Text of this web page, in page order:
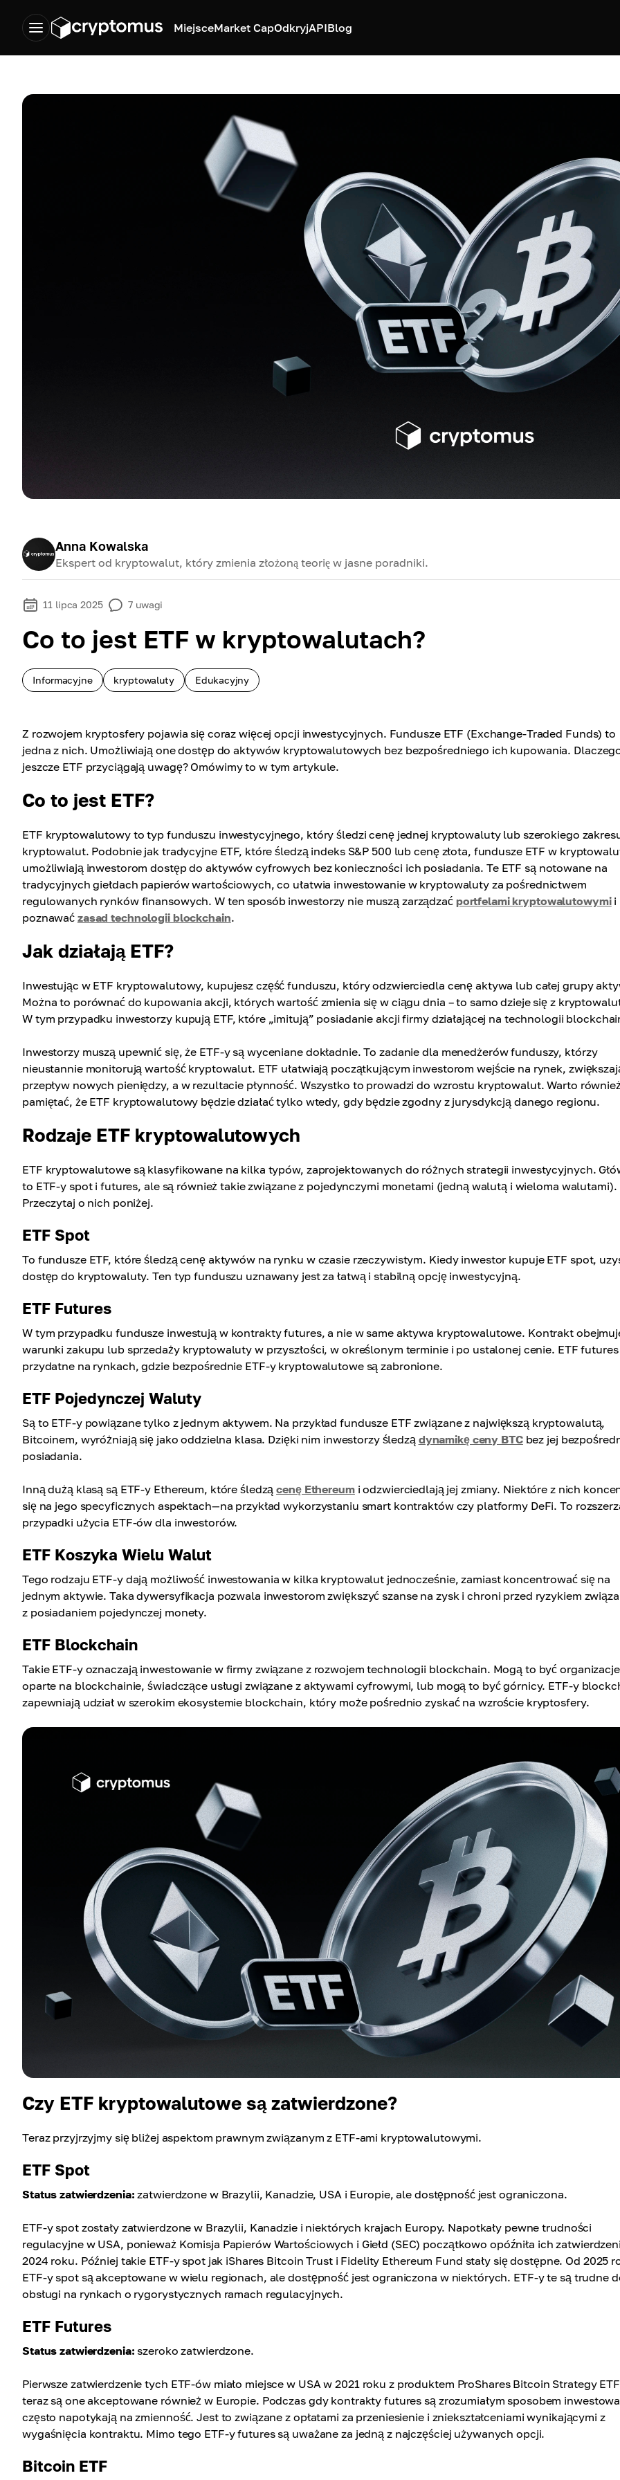
MiejsceMarket CapOdkryjAPIBlog
Anna Kowalska
Ekspert od kryptowalut, który zmienia złożoną teorię w jasne poradniki.
11 lipca 2025 7 uwagi
Co to jest ETF w kryptowalutach?
Informacyjne kryptowaluty Edukacyjny
Z rozwojem kryptosfery pojawia się coraz więcej opcji inwestycyjnych. Fundusze ETF (Exchange-Traded Funds) to
jedna z nich. Umożliwiają one dostęp do aktywów kryptowalutowych bez bezpośredniego ich kupowania.
jeszcze ETF przyciągają uwagę? Omówimy to w tym artykule.
Co to jest ETF?
ETF kryptowalutowy to typ funduszu inwestycyjnego, który śledzi cenę jednej kryptowaluty lub szerokiego
kryptowalut. Podobnie jak tradycyjne ETF, które śledzą indeks S&P 500 lub cenę złota, fundusze ETF w
umożliwiają inwestorom dostęp do aktywów cyfrowych bez konieczności ich posiadania. Te ETF są notowane na
tradycyjnych giełdach papierów wartościowych, co ułatwia inwestowanie w kryptowaluty za pośrednictwem
regulowanych rynków finansowych. W ten sposób inwestorzy nie muszą zarządzać portfelami kryptowalutowymii
poznawać zasad technologii blockchain.
Jak działają ETF?
Inwestując w ETF kryptowalutowy, kupujesz część funduszu, który odzwierciedla cenę aktywa lub całej grupy
Można to porównać do kupowania akcji, których wartość zmienia się w ciągu dnia – to samo dzieje się z
W tym przypadku inwestorzy kupują ETF, które „imitują” posiadanie akcji firmy działającej na technologii
Inwestorzy muszą upewnić się, że ETF-y są wyceniane dokładnie. To zadanie dla menedżerów funduszy, którzy
nieustannie monitorują wartość kryptowalut. ETF ułatwiają początkującym inwestorom wejście na rynek,
przepływ nowych pieniędzy, a w rezultacie płynność. Wszystko to prowadzi do wzrostu kryptowalut. Warto
pamiętać, że ETF kryptowalutowy będzie działać tylko wtedy, gdy będzie zgodny z jurysdykcją danego regionu.
Rodzaje ETF kryptowalutowych
ETF kryptowalutowe są klasyfikowane na kilka typów, zaprojektowanych do różnych strategii inwestycyjnych.
to ETF-y spot i futures, ale są również takie związane z pojedynczymi monetami (jedną walutą i wieloma walutami).
Przeczytaj o nich poniżej.
ETF Spot
To fundusze ETF, które śledzą cenę aktywów na rynku w czasie rzeczywistym. Kiedy inwestor kupuje ETF spot,
dostęp do kryptowaluty. Ten typ funduszu uznawany jest za łatwą i stabilną opcję inwestycyjną.
ETF Futures
W tym przypadku fundusze inwestują w kontrakty futures, a nie w same aktywa kryptowalutowe. Kontrakt
warunki zakupu lub sprzedaży kryptowaluty w przyszłości, w określonym terminie i po ustalonej cenie. ETF futures
przydatne na rynkach, gdzie bezpośrednie ETF-y kryptowalutowe są zabronione.
ETF Pojedynczej Waluty
Są to ETF-y powiązane tylko z jednym aktywem. Na przykład fundusze ETF związane z największą kryptowalutą,
Bitcoinem, wyróżniają się jako oddzielna klasa. Dzięki nim inwestorzy śledzą dynamikę ceny BTCbez jej
posiadania.
Inną dużą klasą są ETF-y Ethereum, które śledzącenę Ethereumi odzwierciedlają jej zmiany. Niektóre z nich
się na jego specyficznych aspektach—na przykład wykorzystaniu smart kontraktów czy platformy DeFi. To
przypadki użycia ETF-ów dla inwestorów.
ETF Koszyka Wielu Walut
Tego rodzaju ETF-y dają możliwość inwestowania w kilka kryptowalut jednocześnie, zamiast koncentrować się na
jednym aktywie. Taka dywersyfikacja pozwala inwestorom zwiększyć szanse na zysk i chroni przed ryzykiem
z posiadaniem pojedynczej monety.
ETF Blockchain
Takie ETF-y oznaczają inwestowanie w firmy związane z rozwojem technologii blockchain. Mogą to być organizacje
oparte na blockchainie, świadczące usługi związane z aktywami cyfrowymi, lub mogą to być górnicy. ETF-y
zapewniają udział w szerokim ekosystemie blockchain, który może pośrednio zyskać na wzroście kryptosfery.
Czy ETF kryptowalutowe są zatwierdzone?
Teraz przyjrzyjmy się bliżej aspektom prawnym związanym z ETF-ami kryptowalutowymi.
ETF Spot
Status zatwierdzenia: zatwierdzone w Brazylii, Kanadzie, USA i Europie, ale dostępność jest ograniczona.
ETF-y spot zostały zatwierdzone w Brazylii, Kanadzie i niektórych krajach Europy. Napotkały pewne trudności
regulacyjne w USA, ponieważ Komisja Papierów Wartościowych i Giełd (SEC) początkowo opóźniła ich
2024 roku. Później takie ETF-y spot jak iShares Bitcoin Trust i Fidelity Ethereum Fund stały się dostępne. Od 2025
ETF-y spot są akceptowane w wielu regionach, ale dostępność jest ograniczona w niektórych. ETF-y te są trudne
obsługi na rynkach o rygorystycznych ramach regulacyjnych.
ETF Futures
Status zatwierdzenia: szeroko zatwierdzone.
Pierwsze zatwierdzenie tych ETF-ów miało miejsce w USA w 2021 roku z produktem ProShares Bitcoin Strategy
teraz są one akceptowane również w Europie. Podczas gdy kontrakty futures są zrozumiałym sposobem
często napotykają na zmienność. Jest to związane z opłatami za przeniesienie i zniekształceniami wynikającymi z
wygaśnięcia kontraktu. Mimo tego ETF-y futures są uważane za jedną z najczęściej używanych opcji.
Bitcoin ETF